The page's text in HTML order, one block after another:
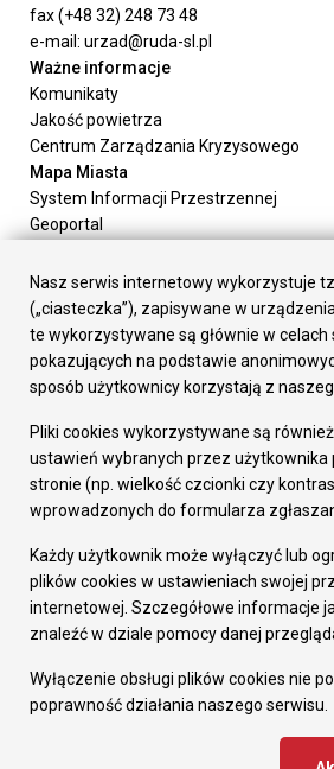
fax (+48 32) 248 73 48
e-mail: urzad@ruda-sl.pl
Ważne informacje
Komunikaty
Jakość powietrza
Centrum Zarządzania Kryzysowego
Mapa Miasta
System Informacji Przestrzennej
Geoportal
Załatw sprawę
Prezydent Miasta
Rada Miasta
Wydziały
Elektroniczna Skrzynka Podawcza
Gospodarka
Fundusze europejskie
Środki krajowe
Oferty inwestycyjne
Pozostałe
Deklaracja dostępności
Dane osobowe
Dodaj opinię o witrynie
Nasz serwis internetowy wykorzystuje
(„ciasteczka”), zapisywane w
te wykorzystywane są głównie w
pokazujących na podstawie
sposób użytkownicy korzystają z
Pliki cookies wykorzystywane są
ustawień wybranych przez użytkownika
stronie (np. wielkość czcionki czy
wprowadzonych do formularza
Każdy użytkownik może wyłączyć lub
plików cookies w ustawieniach swojej
internetowej. Szczegółowe informacje
znaleźć w dziale pomocy danej
Wyłączenie obsługi plików cookies nie
poprawność działania naszego serwisu.